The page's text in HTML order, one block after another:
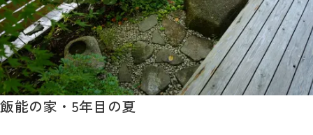
飯能の家・5年目の夏